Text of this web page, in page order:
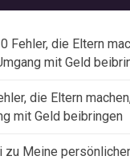
Fehler, die Eltern
mit Geld
die Eltern
mit Geld beibringen
zu Meine